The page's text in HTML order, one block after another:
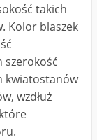
takich
Kolor blaszek
szerokość
kwiatostanów
wzdłuż